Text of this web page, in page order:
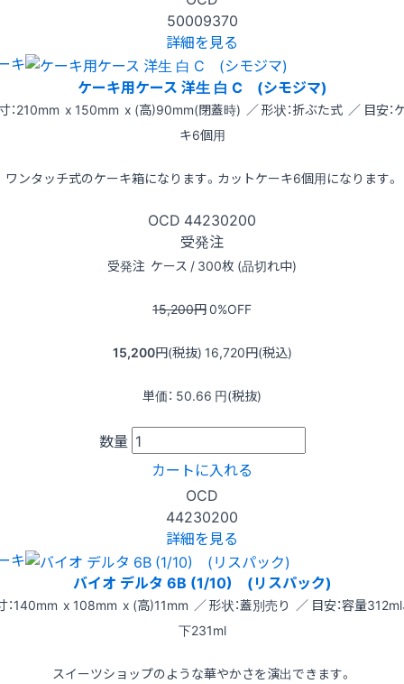
50009370
詳細を見る
キ
ケーキ用ケース 洋生 白 C (シモジマ)
：210mm x 150mm x (高)90mm(閉蓋時) ／ 形状：折ぶた式 ／ 目安：
キ6個用
ワンタッチ式のケーキ箱になります。カットケーキ6個用になります。
OCD 44230200
受発注
受発注 ケース / 300枚 (品切れ中)
15,200円0%OFF
15,200円(税抜) 16,720円(税込)
単価： 50.66 円(税抜)
数量
カートに入れる
OCD
44230200
詳細を見る
キ
バイオ デルタ 6B (1/10) (リスパック)
：140mm x 108mm x (高)11mm ／ 形状：蓋別売り ／ 目安：容量312ml
下231ml
スイーツショップのような華やかさを演出できます。